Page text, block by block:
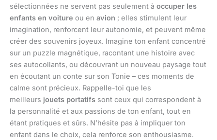
sélectionnées ne servent pas seulement à occuper les
enfants en voiture ou en avion ; elles stimulent leur
imagination, renforcent leur autonomie, et peuvent même
créer des souvenirs joyeux. Imagine ton enfant concentré
sur un puzzle magnétique, racontant une histoire avec
ses autocollants, ou découvrant un nouveau paysage tout
en écoutant un conte sur son Tonie – ces moments de
calme sont précieux. Rappelle-toi que les
meilleurs jouets portatifs sont ceux qui correspondent à
la personnalité et aux passions de ton enfant, tout en
étant pratiques et sûrs. N’hésite pas à impliquer ton
enfant dans le choix, cela renforce son enthousiasme.